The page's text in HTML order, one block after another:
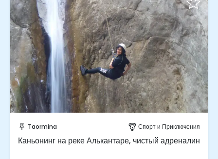
push_pin Taormina paragliding Спорт и Приключения
Каньонинг на реке Алькантаре, чистый адреналин